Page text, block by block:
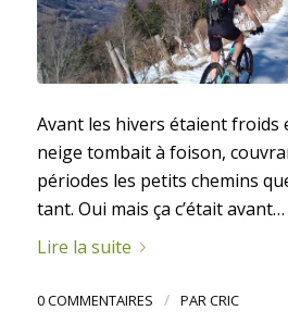
Avant les hivers étaient froids
neige tombait à foison,
périodes les petits chemins
tant. Oui mais ça c’était avant…
Lire la suite
0 COMMENTAIRES / PARCRIC